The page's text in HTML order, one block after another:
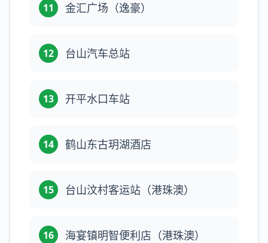
11 金汇广场（逸豪）
12 台山汽车总站
13 开平水口车站
14 鹤山东古玥湖酒店
15 台山汶村客运站（港珠澳）
16 海宴镇明智便利店（港珠澳）